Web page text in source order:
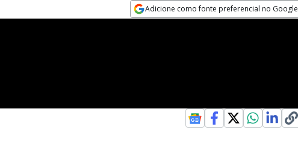
Adicione como fonte preferencial no Google